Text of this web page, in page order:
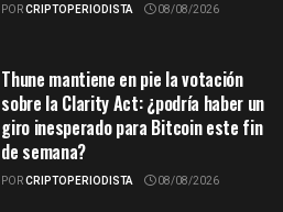
PORCRIPTOPERIODISTA 08/08/2026
Thune mantiene en pie la votación
sobre la Clarity Act: ¿podría haber un
giro inesperado para Bitcoin este fin
de semana?
PORCRIPTOPERIODISTA 08/08/2026